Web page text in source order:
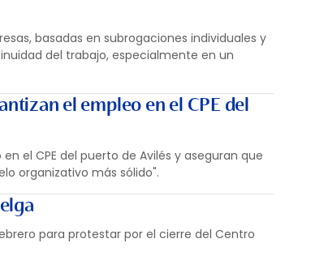
basadas en subrogaciones individuales y
del trabajo, especialmente en un
el empleo en el CPE del
el CPE del puerto de Avilés y aseguran que
organizativo más sólido".
para protestar por el cierre del Centro